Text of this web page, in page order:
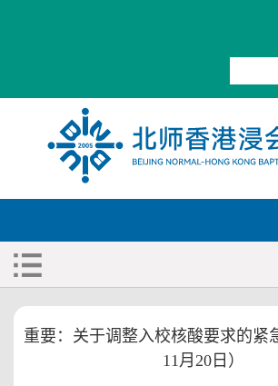
重要：关于调整入校核酸要求的紧
11月20日）